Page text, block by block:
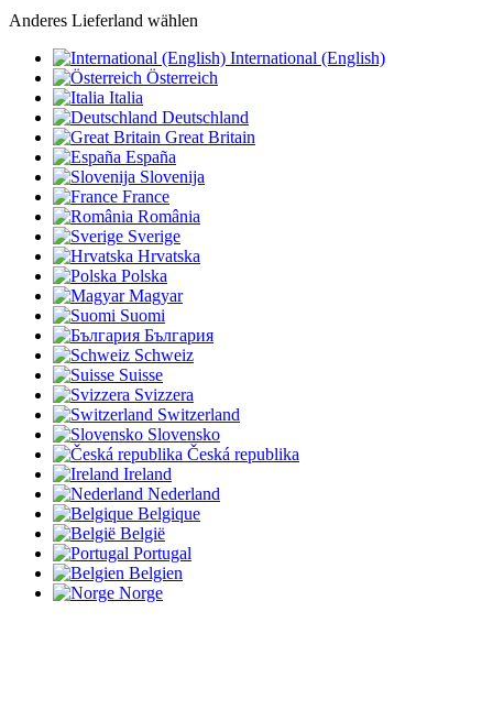
Anderes Lieferland wählen
International (English)
Österreich
Italia
Deutschland
Great Britain
España
Slovenija
France
România
Sverige
Hrvatska
Polska
Magyar
Suomi
България
Schweiz
Suisse
Svizzera
Switzerland
Slovensko
Česká republika
Ireland
Nederland
Belgique
België
Portugal
Belgien
Norge